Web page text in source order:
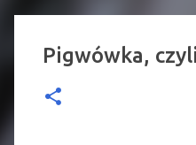
Pigwówka,